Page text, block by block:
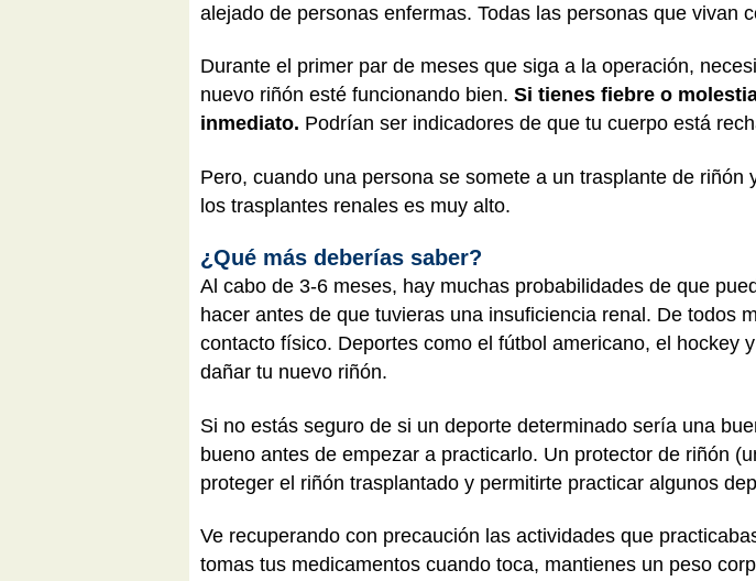
alejado de personas enfermas. Todas las personas que vivan
Durante el primer par de meses que siga a la operación,
nuevo riñón esté funcionando bien. Si tienes fiebre o
inmediato. Podrían ser indicadores de que tu cuerpo está
Pero, cuando una persona se somete a un trasplante de
los trasplantes renales es muy alto.
¿Qué más deberías saber?
Al cabo de 3-6 meses, hay muchas probabilidades de que
hacer antes de que tuvieras una insuficiencia renal. De todos
contacto físico. Deportes como el fútbol americano, el hockey
dañar tu nuevo riñón.
Si no estás seguro de si un deporte determinado sería una
bueno antes de empezar a practicarlo. Un protector de riñón
proteger el riñón trasplantado y permitirte practicar algunos
Ve recuperando con precaución las actividades que
tomas tus medicamentos cuando toca, mantienes un peso